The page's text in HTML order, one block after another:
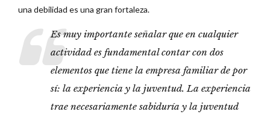
una debilidad es una gran fortaleza.
Es muy importante señalar que en cualquier
actividad es fundamental contar con dos
elementos que tiene la empresa familiar de por
sí: la experiencia y la juventud. La experiencia
trae necesariamente sabiduría y la juventud